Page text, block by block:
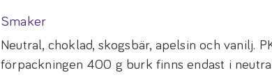
Smaker
Neutral, choklad, skogsbär, apelsin och vanilj.
förpackningen 400 g burk finns endast i